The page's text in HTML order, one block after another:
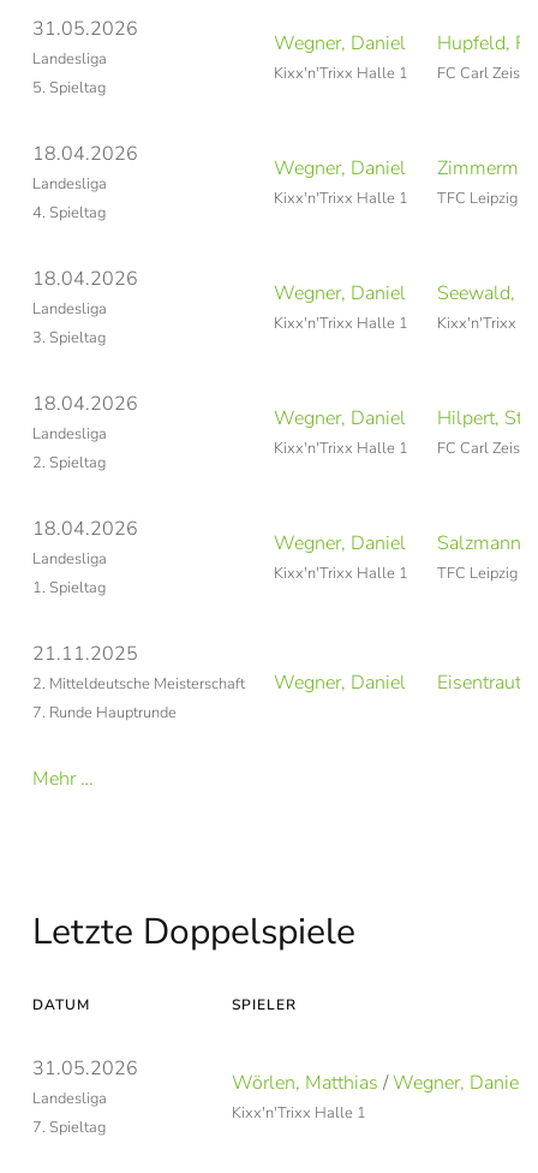
31.05.2026
Landesliga
5. Spieltag
Wegner, Daniel
Kixx'n'Trixx Halle 1
Hupfeld,
FC Carl Zeiss
18.04.2026
Landesliga
4. Spieltag
Wegner, Daniel
Kixx'n'Trixx Halle 1 TFC Leipzig 4
18.04.2026
Landesliga
3. Spieltag
Wegner, Daniel
Kixx'n'Trixx Halle 1
Seewald,
Kixx'n'Trixx
18.04.2026
Landesliga
2. Spieltag
Wegner, Daniel
Kixx'n'Trixx Halle 1
Hilpert,
FC Carl Zeiss
18.04.2026
Landesliga
1. Spieltag
Wegner, Daniel
Kixx'n'Trixx Halle 1
Salzmann,
TFC Leipzig 3
21.11.2025
2. Mitteldeutsche Meisterschaft
7. Runde Hauptrunde
Wegner, Daniel Eisentraut,
Mehr …
Letzte Doppelspiele
DATUM SPIELER
31.05.2026
Landesliga
7. Spieltag
Wörlen, Matthias /Wegner, Daniel
Kixx'n'Trixx Halle 1